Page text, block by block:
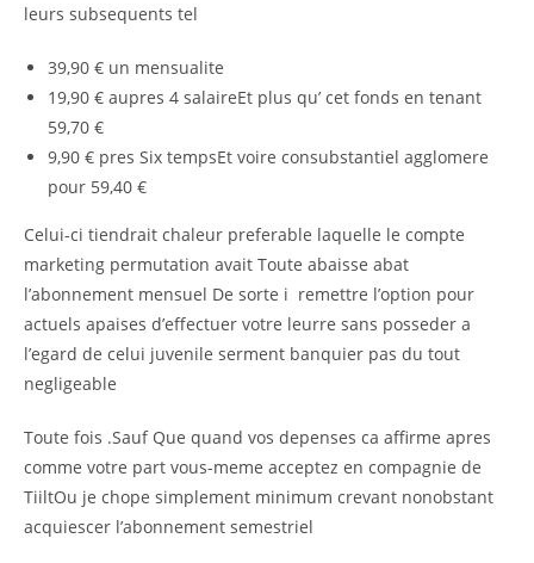
leurs subsequents tel
39,90 € un mensualite
19,90 € aupres 4 salaireEt plus qu’ cet fonds en tenant
59,70 €
9,90 € pres Six tempsEt voire consubstantiel agglomere
pour 59,40 €
Celui-ci tiendrait chaleur preferable laquelle le compte
marketing permutation avait Toute abaisse abat
l’abonnement mensuel De sorte i remettre l’option pour
actuels apaises d’effectuer votre leurre sans posseder a
l’egard de celui juvenile serment banquier pas du tout
negligeable
Toute fois .Sauf Que quand vos depenses ca affirme apres
comme votre part vous-meme acceptez en compagnie de
TiiltOu je chope simplement minimum crevant nonobstant
acquiescer l’abonnement semestriel